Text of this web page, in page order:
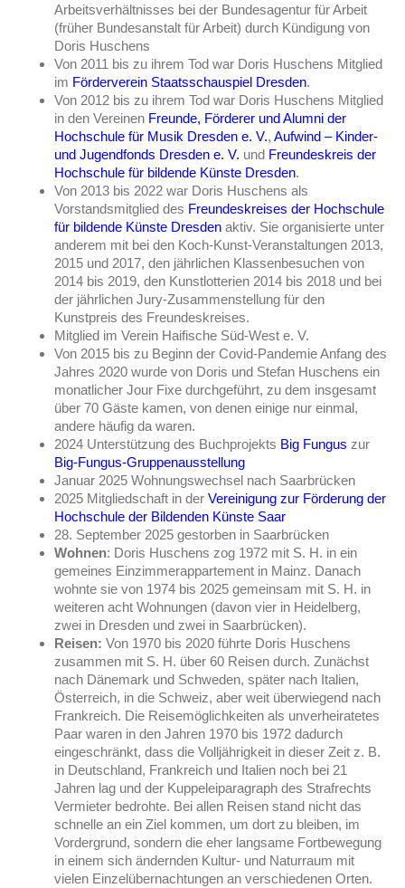
Arbeitsverhältnisses bei der Bundesagentur für Arbeit
(früher Bundesanstalt für Arbeit) durch Kündigung von
Doris Huschens
Von 2011 bis zu ihrem Tod war Doris Huschens Mitglied
im Förderverein Staatsschauspiel Dresden.
Von 2012 bis zu ihrem Tod war Doris Huschens Mitglied
in den Vereinen Freunde, Förderer und Alumni der
Hochschule für Musik Dresden e. V., Aufwind – Kinder-
und Jugendfonds Dresden e. V. und Freundeskreis der
Hochschule für bildende Künste Dresden.
Von 2013 bis 2022 war Doris Huschens als
Vorstandsmitglied des Freundeskreises der Hochschule
für bildende Künste Dresden aktiv. Sie organisierte unter
anderem mit bei den Koch-Kunst-Veranstaltungen 2013,
2015 und 2017, den jährlichen Klassenbesuchen von
2014 bis 2019, den Kunstlotterien 2014 bis 2018 und bei
der jährlichen Jury-Zusammenstellung für den
Kunstpreis des Freundeskreises.
Mitglied im Verein Haifische Süd-West e. V.
Von 2015 bis zu Beginn der Covid-Pandemie Anfang des
Jahres 2020 wurde von Doris und Stefan Huschens ein
monatlicher Jour Fixe durchgeführt, zu dem insgesamt
über 70 Gäste kamen, von denen einige nur einmal,
andere häufig da waren.
2024 Unterstützung des Buchprojekts Big Fungus zur
Big-Fungus-Gruppenausstellung
Januar 2025 Wohnungswechsel nach Saarbrücken
2025 Mitgliedschaft in der Vereinigung zur Förderung der
Hochschule der Bildenden Künste Saar
28. September 2025 gestorben in Saarbrücken
Wohnen: Doris Huschens zog 1972 mit S. H. in ein
gemeines Einzimmerappartement in Mainz. Danach
wohnte sie von 1974 bis 2025 gemeinsam mit S. H. in
weiteren acht Wohnungen (davon vier in Heidelberg,
zwei in Dresden und zwei in Saarbrücken).
Reisen: Von 1970 bis 2020 führte Doris Huschens
zusammen mit S. H. über 60 Reisen durch. Zunächst
nach Dänemark und Schweden, später nach Italien,
Österreich, in die Schweiz, aber weit überwiegend nach
Frankreich. Die Reisemöglichkeiten als unverheiratetes
Paar waren in den Jahren 1970 bis 1972 dadurch
eingeschränkt, dass die Volljährigkeit in dieser Zeit z. B.
in Deutschland, Frankreich und Italien noch bei 21
Jahren lag und der Kuppeleiparagraph des Strafrechts
Vermieter bedrohte. Bei allen Reisen stand nicht das
schnelle an ein Ziel kommen, um dort zu bleiben, im
Vordergrund, sondern die eher langsame Fortbewegung
in einem sich ändernden Kultur- und Naturraum mit
vielen Einzelübernachtungen an verschiedenen Orten.